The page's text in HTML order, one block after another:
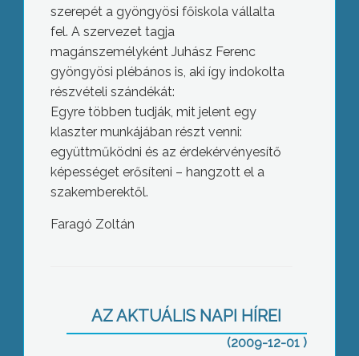
szerepét a gyöngyösi főiskola vállalta
fel. A szervezet tagja
magánszemélyként Juhász Ferenc
gyöngyösi plébános is, aki így indokolta
részvételi szándékát:
Egyre többen tudják, mit jelent egy
klaszter munkájában részt venni:
együttműködni és az érdekérvényesítő
képességet erősíteni – hangzott el a
szakemberektől.
Faragó Zoltán
AZ AKTUÁLIS NAPI HÍREI
(2009-12-01 )